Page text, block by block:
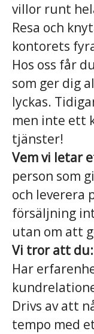
villor runt
Resa och
kontorets
Hos oss får
som ger dig
lyckas.
men inte ett
tjänster!
Vem vi letar
person som
och leverera
försäljning
utan om att
Vi tror att du:
Har
Drivs av att
tempo med